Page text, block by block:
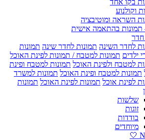
וקולנוע
השראה ומוטיבציה
תמונות בהתאמה אישית
חדר
לחדר השינה תמונות לחדר שינה תמונות
ילדים תמונות למטבח / תמונות לפינת האוכל
למטבח ולפינת האוכל תמונות למטבח ופינת
תמונות למטבח ופינת האוכל תמונות למשרד
לפינת אוכל תמונות לפינת האוכל תמונות
שלשות
זוגות
בודדות
מיוחדים